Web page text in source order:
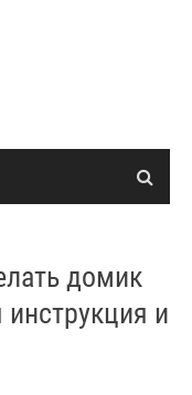
домик
и